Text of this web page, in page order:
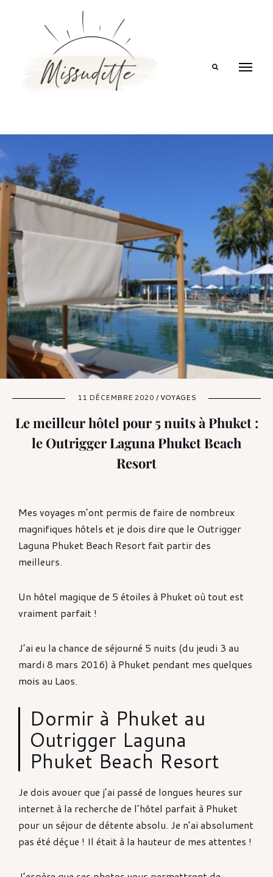
11 DÉCEMBRE 2020 / VOYAGES
Le meilleur hôtel pour 5 nuits à Phuket :
le Outrigger Laguna Phuket Beach
Resort
Mes voyages m’ont permis de faire de nombreux
magnifiques hôtels et je dois dire que le Outrigger
Laguna Phuket Beach Resort fait partir des
meilleurs.
Un hôtel magique de 5 étoiles à Phuket où tout est
vraiment parfait !
J’ai eu la chance de séjourné 5 nuits (du jeudi 3 au
mardi 8 mars 2016) à Phuket pendant mes quelques
mois au Laos.
Dormir à Phuket au
Outrigger Laguna
Phuket Beach Resort
Je dois avouer que j’ai passé de longues heures sur
internet à la recherche de l’hôtel parfait à Phuket
pour un séjour de détente absolu. Je n’ai absolument
pas été déçue ! Il était à la hauteur de mes attentes !